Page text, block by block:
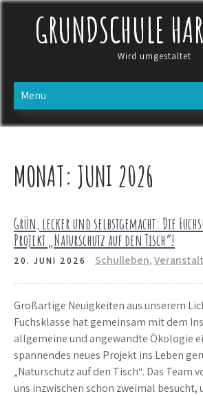
Skip
GRUNDSCHULE
Wird umgestaltet
Menu
MONAT: JUNI 2026
Grün, lecker und selbstgemacht: Die
Projekt „Naturschutz auf den Tisch“!
20. JUNI 2026 Schulleben,
Großartige Neuigkeiten aus unserem
Fuchsklasse hat gemeinsam mit dem
allgemeine und angewandte Ökologie
spannendes neues Projekt ins Leben
„Naturschutz auf den Tisch“. Das Team
uns inzwischen schon zweimal